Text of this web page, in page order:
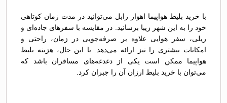
با خرید بلیط هواپیما اهواز زابل می‌توانید در مدت زمان کوتاهی
خود را به این شهر زیبا برسانید. در مقایسه با سفرهای جاده‌ای و
ریلی، سفر هوایی علاوه بر صرفه‌جویی در زمان، راحتی و
امکانات بیشتری را نیز ارائه می‌دهد. با این حال، هزینه بلیط
هواپیما ممکن است یکی از دغدغه‌های مسافران باشد که
می‌توان با خرید بلیط ارزان آن را جبران کرد.